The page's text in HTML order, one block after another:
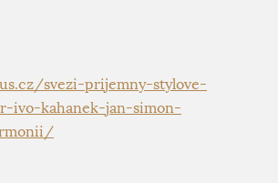
svezi-prijemny-stylove-
ivo-kahanek-jan-simon-